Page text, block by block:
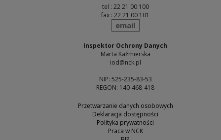
tel : 22 21 00 100
fax : 22 21 00 101
send
email
Inspektor Ochrony Danych
Marta Kaźmierska
iod@nck.pl
NIP: 525-235-83-53
REGON: 140-468-418
Przetwarzanie danych osobowych
Deklaracja dostępności
Polityka prywatności
Praca w NCK